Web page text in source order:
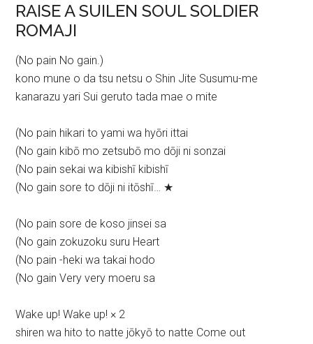
RAISE A SUILEN SOUL SOLDIER
ROMAJI
(No pain No gain.)
kono mune o da tsu netsu o Shin Jite Susumu-me
kanarazu yari Sui geruto tada mae o mite
(No pain hikari to yami wa hyōri ittai
(No gain kibō mo zetsubō mo dōji ni sonzai
(No pain sekai wa kibishī kibishī
(No gain sore to dōji ni itōshī… ★
(No pain sore de koso jinsei sa
(No gain zokuzoku suru Heart
(No pain -heki wa takai hodo
(No gain Very very moeru sa
Wake up! Wake up! × 2
shiren wa hito to natte jōkyō to natte Come out